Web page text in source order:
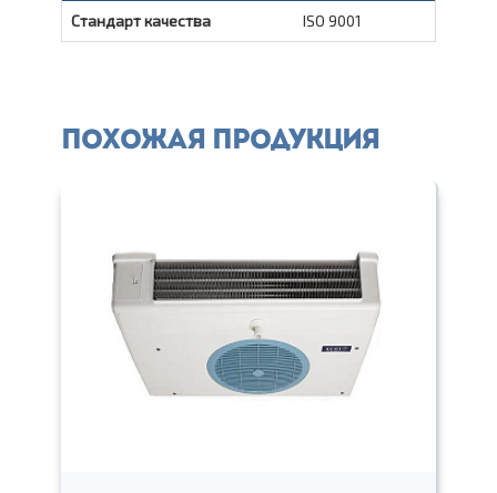
Стандарт качества ISO 9001
Похожая продукция